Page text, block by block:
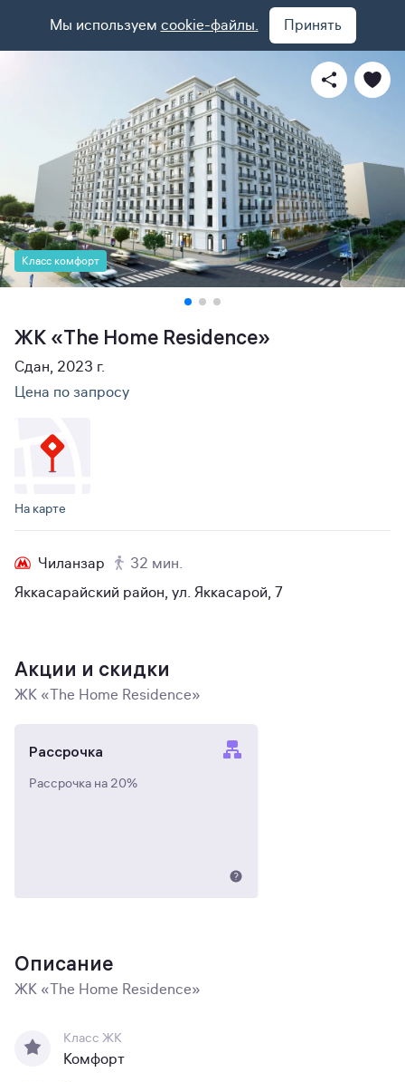
Мы используем cookie-файлы. Принять
Класс комфорт
ЖК «The Home Residence»
Сдан, 2023 г.
Цена по запросу
На карте
Чиланзар
32 мин.
Яккасарайский район, ул. Яккасарой, 7
Акции и скидки
ЖК «The Home Residence»
Рассрочка
Рассрочка на 20%
Описание
ЖК «The Home Residence»
Класс ЖК
Комфорт